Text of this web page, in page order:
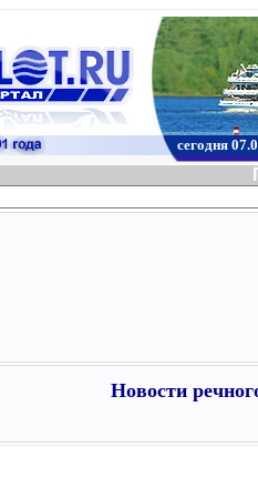
сегодня
Новости